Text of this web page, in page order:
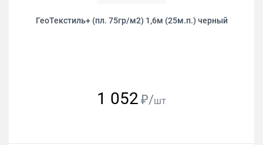
ГеоТекстиль+ (пл. 75гр/м2) 1,6м (25м.п.) черный
1 052 ₽/шт